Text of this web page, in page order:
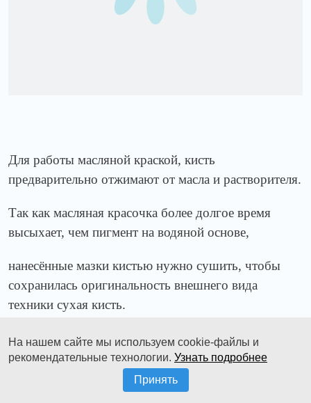
Для работы масляной краской, кисть
предварительно отжимают от масла и растворителя.
Так как масляная красочка более долгое время
высыхает, чем пигмент на водяной основе,
нанесённые мазки кистью нужно сушить, чтобы
сохранилась оригинальность внешнего вида
техники сухая кисть.
Технику сухой кисти маслом можно разделить на
классическую работу маслом на холсте и работа
на негрунтовом материале, таких как бумага или
На нашем сайте мы используем cookie-файлы и
рекомендательные технологии. Узнать подробнее
Принять